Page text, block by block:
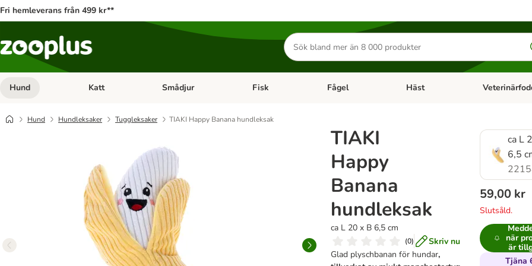
Fri hemleverans från 499 kr**
Sök
efter
produkter
Hund Open category menu: Hund
Katt Open category menu: Katt
Smådjur Open category menu: Smådjur
Fisk Open category menu: Fisk
Fågel Open category menu: Fågel
Häst Open category
Hund Hundleksaker Tuggleksaker TIAKI Happy Banana hundleksak
TIAKI
Happy
Banana
hundleksak
ca L 20 x B 6,5 cm
(0)
Skriv nu
Glad plyschbanan för hundar,
ca L
6,5
59,00 kr
Slutsåld.
när
är
Tjäna